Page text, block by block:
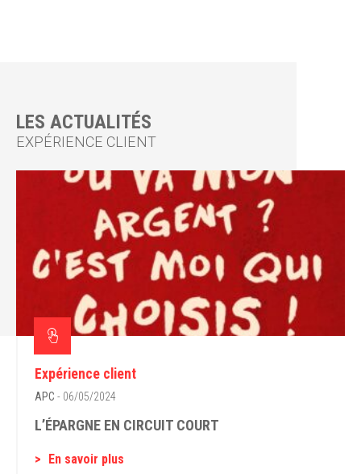
LES ACTUALITÉS
EXPÉRIENCE CLIENT
Expérience client
APC - 06/05/2024
L’ÉPARGNE EN CIRCUIT COURT
En savoir plus